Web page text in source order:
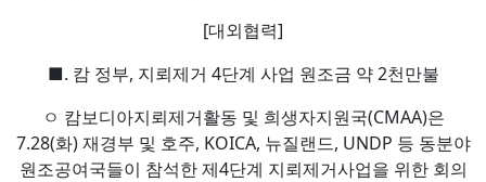
[대외협력]
■. 캄 정부, 지뢰제거 4단계 사업 원조금 약 2천만불
ㅇ 캄보디아지뢰제거활동 및 희생자지원국(CMAA)은
7.28(화) 재경부 및 호주, KOICA, 뉴질랜드, UNDP 등 동분야
원조공여국들이 참석한 제4단계 지뢰제거사업을 위한 회의